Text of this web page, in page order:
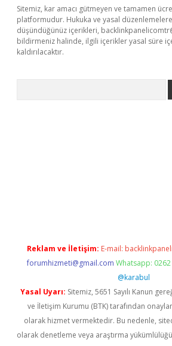
Sitemiz, kar amacı gütmeyen ve tamamen
platformudur. Hukuka ve yasal düzenlemelere
düşündüğünüz içerikleri,
bildirmeniz halinde, ilgili içerikler yasal süre
kaldırılacaktır.
Reklam ve İletişim: E-mail:
forumhizmeti@gmail.com Whatsapp:
@karabul
Yasal Uyarı: Sitemiz, 5651 Sayılı Kanun
ve İletişim Kurumu (BTK) tarafından
olarak hizmet vermektedir. Bu nedenle,
olarak denetleme veya araştırma